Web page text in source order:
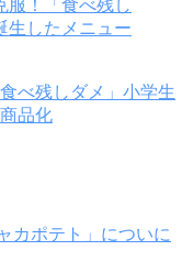
べ残しダメ」小学生
品化
カポテト」についに